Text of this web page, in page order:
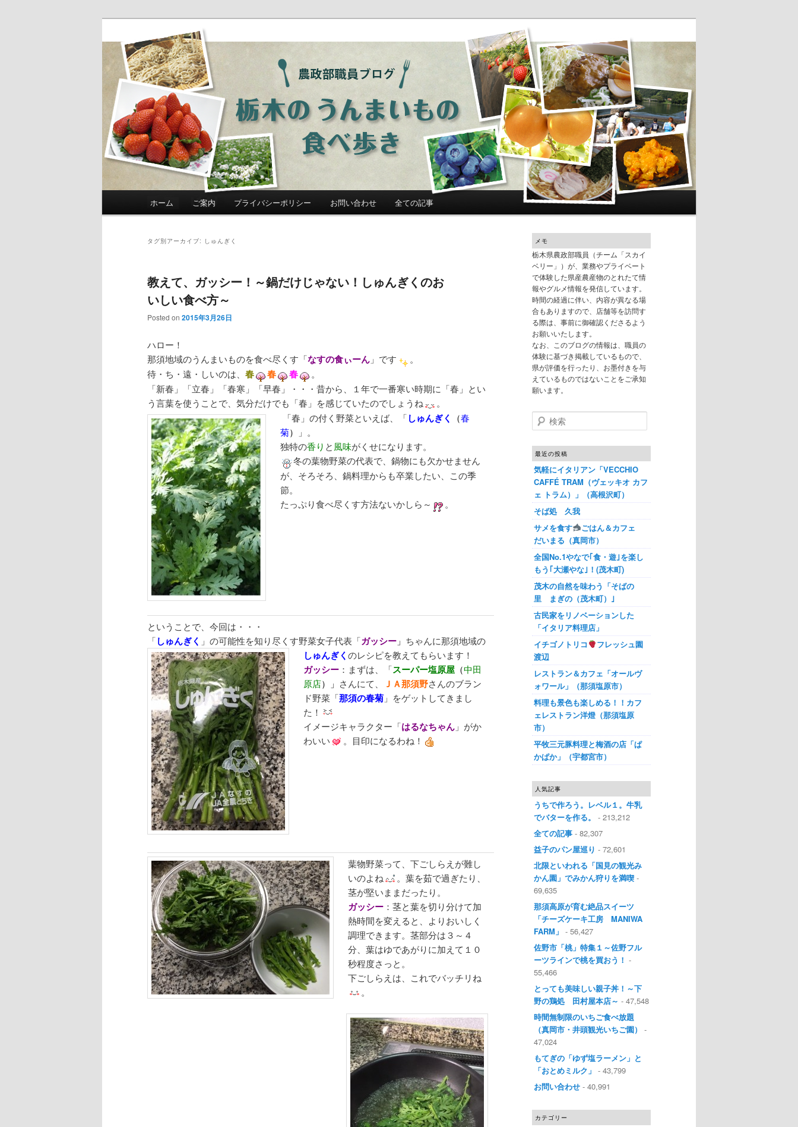
農政部職員ブログ「栃木のうんまいもの食べ歩
き」
メインコンテンツへ移動
サブコンテンツへ移動
ホーム ご案内 プライバシーポリシー お問い合わせ 全ての記事
タグ別アーカイブ: しゅんぎく
教えて、ガッシー！～鍋だけじゃない！しゅんぎくのお
いしい食べ方～
Posted on 2015年3月26日
ハロー！
那須地域のうんまいものを食べ尽くす「なすの食ぃーん 」です
。
待・ち・遠・しいのは、 春 春 春
。
「新春」「立春」「春寒」「早春」・・・昔から、１年で一番寒い時期に「春」とい
う言葉を使うことで、気分だけでも「春」を感じていたのでしょうね
。
「春」の付く野菜といえば、「しゅんぎく （春
菊）
」。
独特の香り と 風味がくせになります。
冬の葉物野菜の代表で、鍋物にも欠かせません
が、そろそろ、鍋料理からも卒業したい、この季
節。
たっぷり食べ尽くす方法ないかしら～
。
ということで、今回は・・・
「しゅんぎく 」の可能性を知り尽くす野菜女子代表「ガッシー 」 ちゃんに那須地域の
しゅんぎくのレシピを教えてもらいます！
ガッシー ：まずは、「スーパー塩原屋 （中田
原店）」 さんにて、 ＪＡ那須野さんのブラン
ド野菜「那須の春菊 」をゲットしてきまし
た！
イメージキャラクター「はるなちゃん 」がか
わいい
。目印になるわね！
葉物野菜って、下ごしらえが難し
いのよね
。葉を茹で過ぎたり、
茎が堅いままだったり。
ガッシー ：茎と葉を切り分けて加
熱時間を変えると、よりおいしく
調理できます。茎部分は３～４
分、葉はゆであがりに加えて１０
秒程度さっと。
下ごしらえは、これでバッチリね
。
メモ
栃木県農政部職員（チーム「スカイ
ベリー」）が、業務やプライベート
で体験した県産農産物のとれたて情
報やグルメ情報を発信しています。
時間の経過に伴い、内容が異なる場
合もありますので、店舗等を訪問す
る際は、事前に御確認くださるよう
お願いいたします。
なお、このブログの情報は、職員の
体験に基づき掲載しているもので、
県が評価を行ったり、お墨付きを与
えているものではないことをご承知
願います。
検索
最近の投稿
気軽にイタリアン「VECCHIO
CAFFÉ TRAM（ヴェッキオ カフ
ェ トラム）」（高根沢町）
そば処 久我
サメを食す
ごはん＆カフェ
だいまる（真岡市）
全国No.1やなで｢食・遊｣を楽し
もう｢大瀬やな｣！(茂木町)
茂木の自然を味わう「そばの
里 まぎの（茂木町）｣
古民家をリノベーションした
「イタリア料理店」
イチゴノトリコ
フレッシュ園
渡辺
レストラン＆カフェ「オールヴ
ォワール」（那須塩原市）
料理も景色も楽しめる！！カフ
ェレストラン洋燈（那須塩原
市）
平牧三元豚料理と梅酒の店「ぱ
かぱか」（宇都宮市）
人気記事
うちで作ろう。レベル１。牛乳
でバターを作る。
- 213,212
全ての記事 - 82,307
益子のパン屋巡り - 72,601
北限といわれる「国見の観光み
かん園」でみかん狩りを満喫 -
69,635
那須高原が育む絶品スイーツ
「チーズケーキ工房 MANIWA
FARM」 - 56,427
佐野市「桃」特集１～佐野フル
ーツラインで桃を買おう！ -
55,466
とっても美味しい親子丼！～下
野の鶏処 田村屋本店～ - 47,548
時間無制限のいちご食べ放題
（真岡市・井頭観光いちご園）
-
47,024
もてぎの「ゆず塩ラーメン」と
「おとめミルク」 - 43,799
お問い合わせ - 40,991
カテゴリー